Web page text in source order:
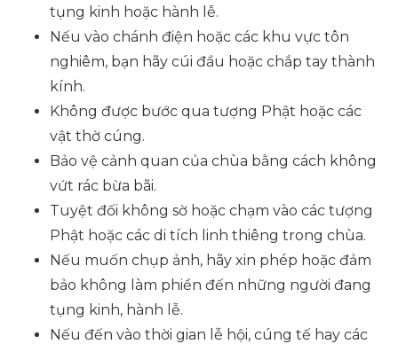
tụng kinh hoặc hành lễ.
Nếu vào chánh điện hoặc các khu vực tôn
nghiêm, bạn hãy cúi đầu hoặc chắp tay thành
kính.
Không được bước qua tượng Phật hoặc các
vật thờ cúng.
Bảo vệ cảnh quan của chùa bằng cách không
vứt rác bừa bãi.
Tuyệt đối không sờ hoặc chạm vào các tượng
Phật hoặc các di tích linh thiêng trong chùa.
Nếu muốn chụp ảnh, hãy xin phép hoặc đảm
bảo không làm phiền đến những người đang
tụng kinh, hành lễ.
Nếu đến vào thời gian lễ hội, cúng tế hay các